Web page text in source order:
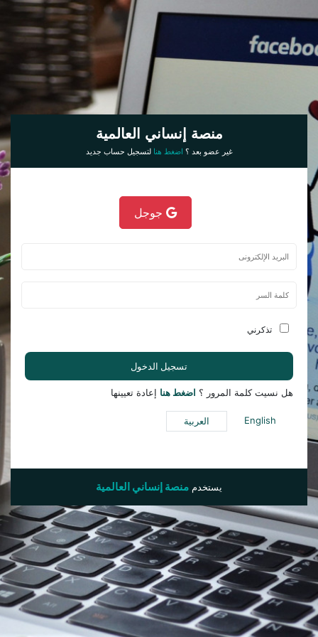
منصة إنساني العالمية
غير عضو بعد ؟ اضغط هنا لتسجيل حساب جديد
جوجل
تذكرني
تسجيل الدخول
هل نسيت كلمة المرور ؟ اضغط هنا إعادة تعيينها
English العربية
يستخدم منصة إنساني العالمية